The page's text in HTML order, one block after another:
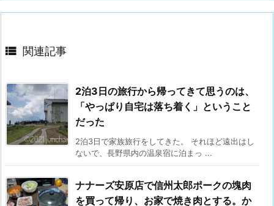
 関連記事
2泊3日の旅行から帰ってきて思うのは、
「やっぱり自宅は落ち着く」ということ
だった
2泊3日で家族旅行をしてきた。 それほど遠出はし
ないで、長野県内の温泉宿に泊まっ ...
ナナーズ安原店で信州太郎ポークの塊肉
を買って帰り、お家で焼き肉とする。か